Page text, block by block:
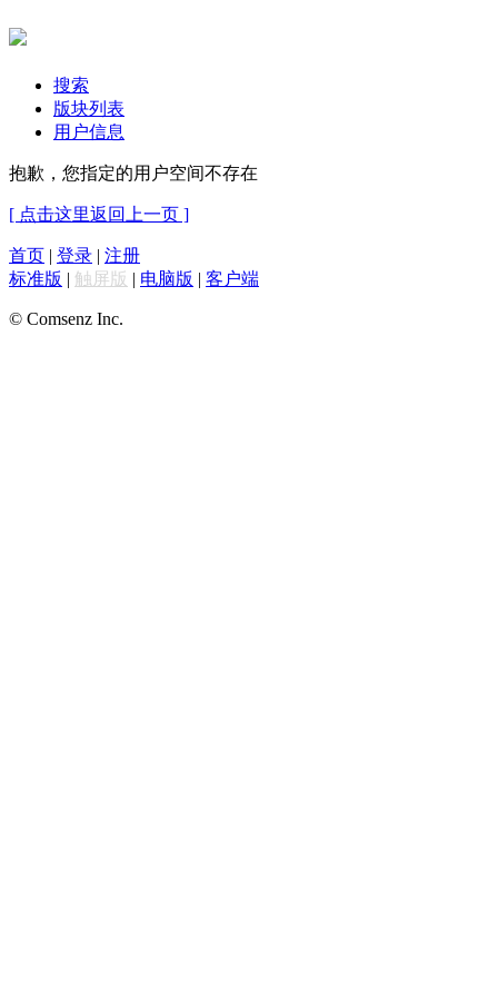
搜索
版块列表
用户信息
抱歉，您指定的用户空间不存在
[ 点击这里返回上一页 ]
首页 | 登录 | 注册
标准版 | 触屏版 | 电脑版 | 客户端
© Comsenz Inc.